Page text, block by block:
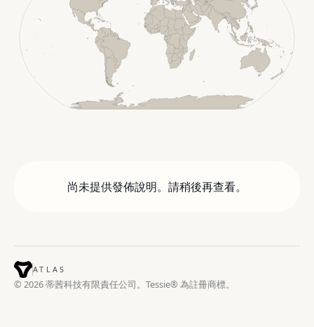
尚未提供發佈說明。請稍後再查看。
ATLAS
© 2026 蒂茜科技有限責任公司。Tessie® 為註冊商標。